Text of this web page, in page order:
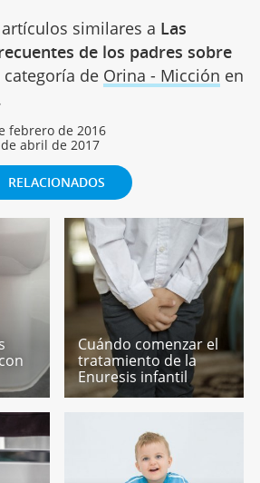
similares a Las
de los padres sobre
categoría de Orina - Micción en
febrero de 2016
abril de 2017
RELACIONADOS
Cuándo comenzar el
tratamiento de la
Enuresis infantil